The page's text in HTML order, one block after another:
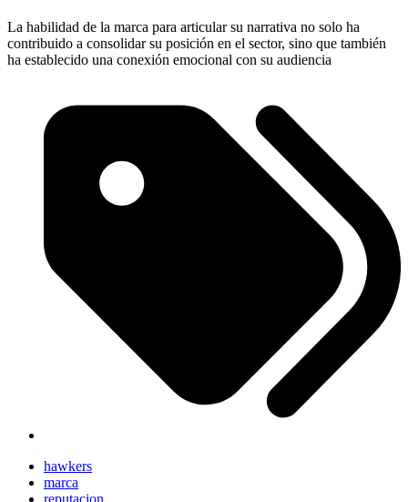
La habilidad de la marca para articular su narrativa no solo ha
contribuido a consolidar su posición en el sector, sino que también
ha establecido una conexión emocional con su audiencia
hawkers
marca
reputacion